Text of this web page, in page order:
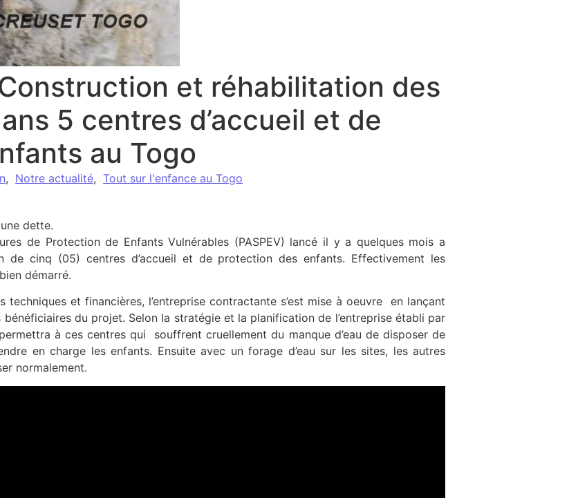
et réhabilitation des
5 centres d’accueil et de
au Togo
, Notre actualité, Tout sur l'enfance au Togo
dette.
de Protection de Enfants Vulnérables (PASPEV) lancé il y a quelques mois a
de cinq (05) centres d’accueil et de protection des enfants. Effectivement les
démarré.
et financières, l’entreprise contractante s’est mise à oeuvre en lançant
bénéficiaires du projet. Selon la stratégie et la planification de l’entreprise établi par
à ces centres qui souffrent cruellement du manque d’eau de disposer de
en charge les enfants. Ensuite avec un forage d’eau sur les sites, les autres
normalement.